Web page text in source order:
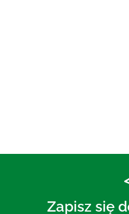
Zapisz się